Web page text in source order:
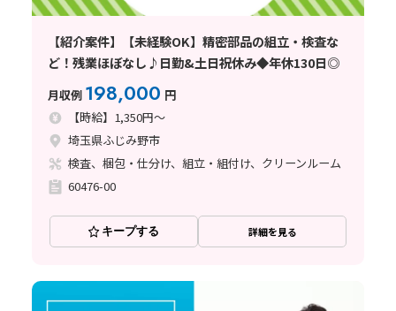
【紹介案件】【未経験OK】精密部品の組立・検査な
ど！残業ほぼなし♪日勤&土日祝休み◆年休130日◎
月収例 198,000 円
【時給】1,350円～
埼玉県ふじみ野市
検査、梱包・仕分け、組立・組付け、クリーンルーム
60476-00
キープする 詳細を見る